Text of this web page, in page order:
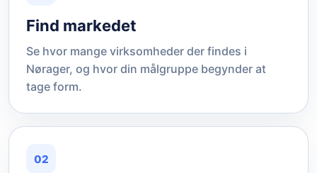
Find markedet
Se hvor mange virksomheder der findes i
Nørager, og hvor din målgruppe begynder at
tage form.
02